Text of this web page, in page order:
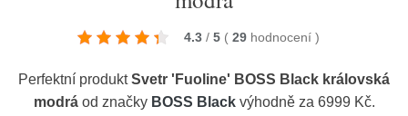
4.3 / 5 ( 29 hodnocení )
Perfektní produktSvetr 'Fuoline' BOSS Black královská
modráod značky BOSS Blackvýhodně za 6999 Kč.